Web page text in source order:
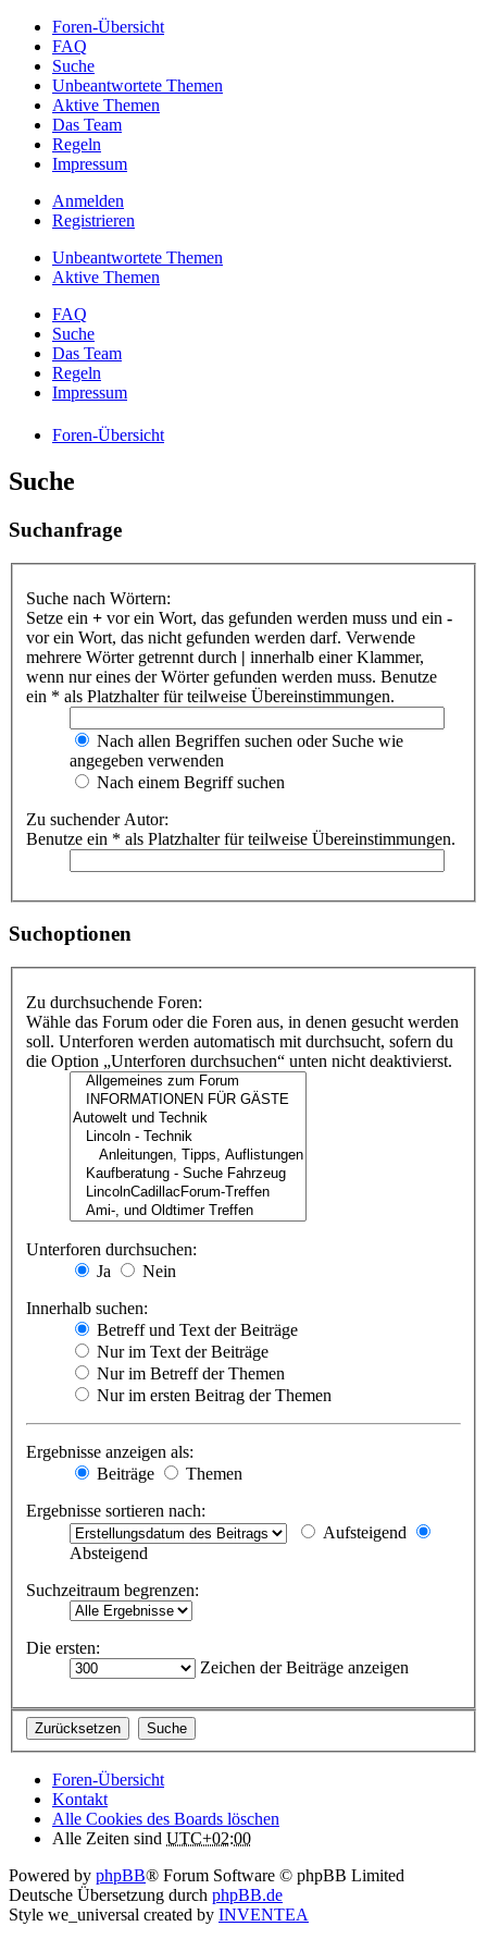
Foren-Übersicht
FAQ
Suche
Unbeantwortete Themen
Aktive Themen
Das Team
Regeln
Impressum
Anmelden
Registrieren
Unbeantwortete Themen
Aktive Themen
FAQ
Suche
Das Team
Regeln
Impressum
Foren-Übersicht
Suche
Suchanfrage
Suche nach Wörtern:
Setze ein + vor ein Wort, das gefunden werden muss und ein -
vor ein Wort, das nicht gefunden werden darf. Verwende
mehrere Wörter getrennt durch | innerhalb einer Klammer,
wenn nur eines der Wörter gefunden werden muss. Benutze
ein * als Platzhalter für teilweise Übereinstimmungen.
Nach allen Begriffen suchen oder Suche wie
angegeben verwenden
Nach einem Begriff suchen
Zu suchender Autor:
Benutze ein * als Platzhalter für teilweise Übereinstimmungen.
Suchoptionen
Zu durchsuchende Foren:
Wähle das Forum oder die Foren aus, in denen gesucht werden
soll. Unterforen werden automatisch mit durchsucht, sofern du
die Option „Unterforen durchsuchen“ unten nicht deaktivierst.
Unterforen durchsuchen:
Ja
Nein
Innerhalb suchen:
Betreff und Text der Beiträge
Nur im Text der Beiträge
Nur im Betreff der Themen
Nur im ersten Beitrag der Themen
Ergebnisse anzeigen als:
Beiträge
Themen
Ergebnisse sortieren nach:
Aufsteigend
Absteigend
Suchzeitraum begrenzen:
Die ersten:
Zeichen der Beiträge anzeigen
Foren-Übersicht
Kontakt
Alle Cookies des Boards löschen
Alle Zeiten sind UTC+02:00
Powered by phpBB® Forum Software © phpBB Limited
Deutsche Übersetzung durch phpBB.de
Style we_universal created by INVENTEA